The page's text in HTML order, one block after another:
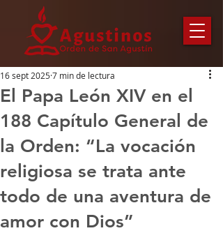
El Papa León XIV en el
188 Capítulo General de
la Orden: “La vocación
religiosa se trata ante
todo de una aventura de
amor con Dios”
16 sept 20257 min de lectura